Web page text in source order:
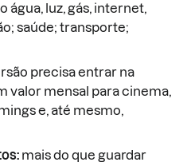
água, luz, gás, internet,
saúde; transporte;
precisa entrar na
valor mensal para cinema,
e, até mesmo,
mais do que guardar